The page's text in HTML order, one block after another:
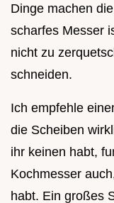
Dinge machen
scharfes Messer
nicht zu
schneiden.
Ich empfehle
die Scheiben
ihr keinen habt,
Kochmesser
habt. Ein großes